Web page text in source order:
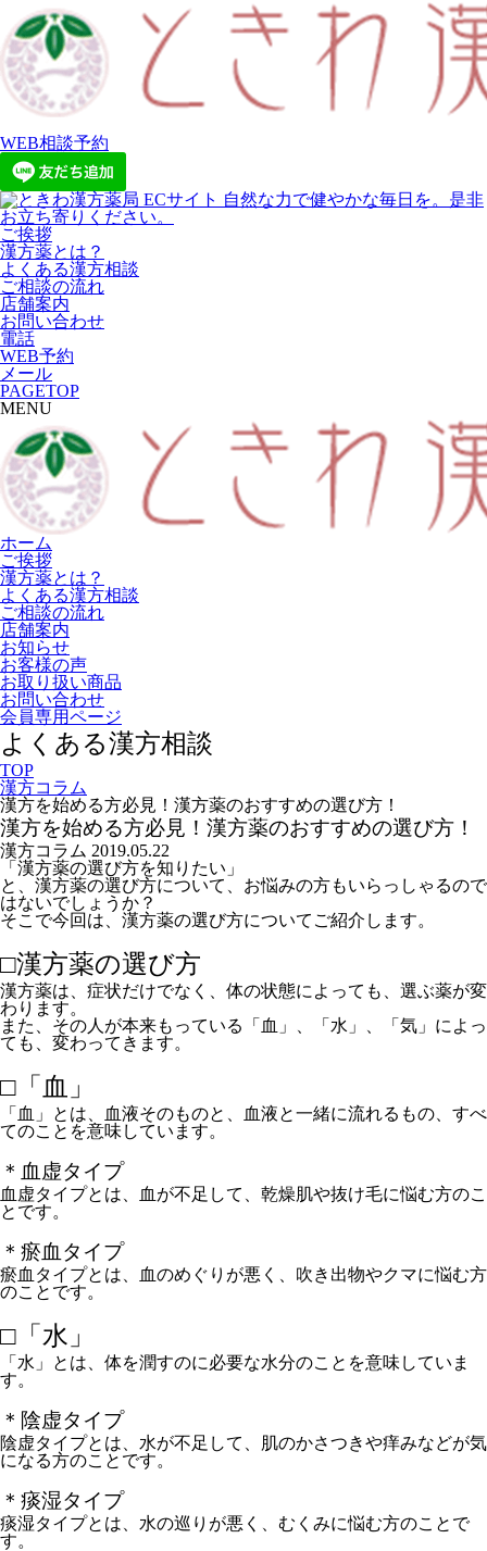
WEB相談予約
ご挨拶
漢方薬とは？
よくある漢方相談
ご相談の流れ
店舗案内
お問い合わせ
電話
WEB予約
メール
PAGETOP
MENU
ホーム
ご挨拶
漢方薬とは？
よくある漢方相談
ご相談の流れ
店舗案内
お知らせ
お客様の声
お取り扱い商品
お問い合わせ
会員専用ページ
よくある漢方相談
TOP
漢方コラム
漢方を始める方必見！漢方薬のおすすめの選び方！
漢方を始める方必見！漢方薬のおすすめの選び方！
漢方コラム 2019.05.22
「漢方薬の選び方を知りたい」
と、漢方薬の選び方について、お悩みの方もいらっしゃるので
はないでしょうか？
そこで今回は、漢方薬の選び方についてご紹介します。
□漢方薬の選び方
漢方薬は、症状だけでなく、体の状態によっても、選ぶ薬が変
わります。
また、その人が本来もっている「血」、「水」、「気」によっ
ても、変わってきます。
□「血」
「血」とは、血液そのものと、血液と一緒に流れるもの、すべ
てのことを意味しています。
＊血虚タイプ
血虚タイプとは、血が不足して、乾燥肌や抜け毛に悩む方のこ
とです。
＊瘀血タイプ
瘀血タイプとは、血のめぐりが悪く、吹き出物やクマに悩む方
のことです。
□「水」
「水」とは、体を潤すのに必要な水分のことを意味していま
す。
＊陰虚タイプ
陰虚タイプとは、水が不足して、肌のかさつきや痒みなどが気
になる方のことです。
＊痰湿タイプ
痰湿タイプとは、水の巡りが悪く、むくみに悩む方のことで
す。